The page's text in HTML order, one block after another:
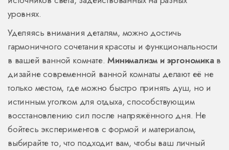
уровнях.
Уделяясь внимания деталям, можно достичь
гармоничного сочетания красоты и функциональности
в вашей ванной комнате.Минимализм и эргономикав
дизайне современной ванной комнаты делают её не
только местом, где можно быстро принять душ, но и
истинным уголком для отдыха, способствующим
восстановлению сил после напряжённого дня. Не
бойтесь экспериментов с формой и материалом,
выбирайте то, что подходит вам, чтобы ваш личный